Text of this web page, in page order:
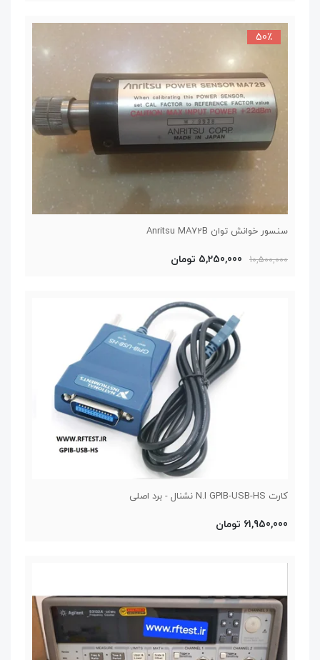
سنسور خوانش توان Anritsu MA72B
50٪
10,500,000 5,250,000 تومان
کارت N.I GPIB-USB-HS نشنال - برد اصلی
61,950,000 تومان